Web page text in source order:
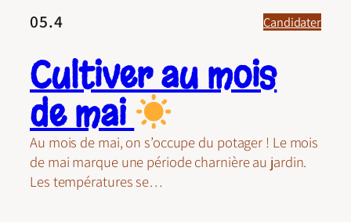
05.4 Candidater
Cultiver au mois
de mai
Au mois de mai, on s’occupe du potager ! Le mois
de mai marque une période charnière au jardin.
Les températures se…